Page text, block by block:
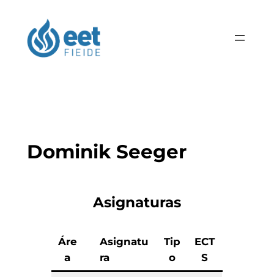
Dominik Seeger
Asignaturas
Áre
a
Asignatu
ra
Tip
o
ECT
S